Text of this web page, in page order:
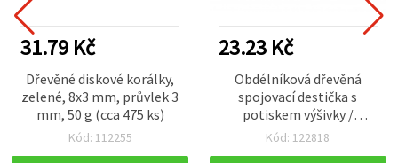
31.79 Kč
Dřevěné diskové korálky,
zelené, 8x3 mm, průvlek 3
mm, 50 g (cca 475 ks)
Kód: 112255
23.23 Kč
Obdélníková dřevěná
spojovací destička s
potiskem výšivky /
30×15×2 mm, otvor: 2 mm
Kód: 122818